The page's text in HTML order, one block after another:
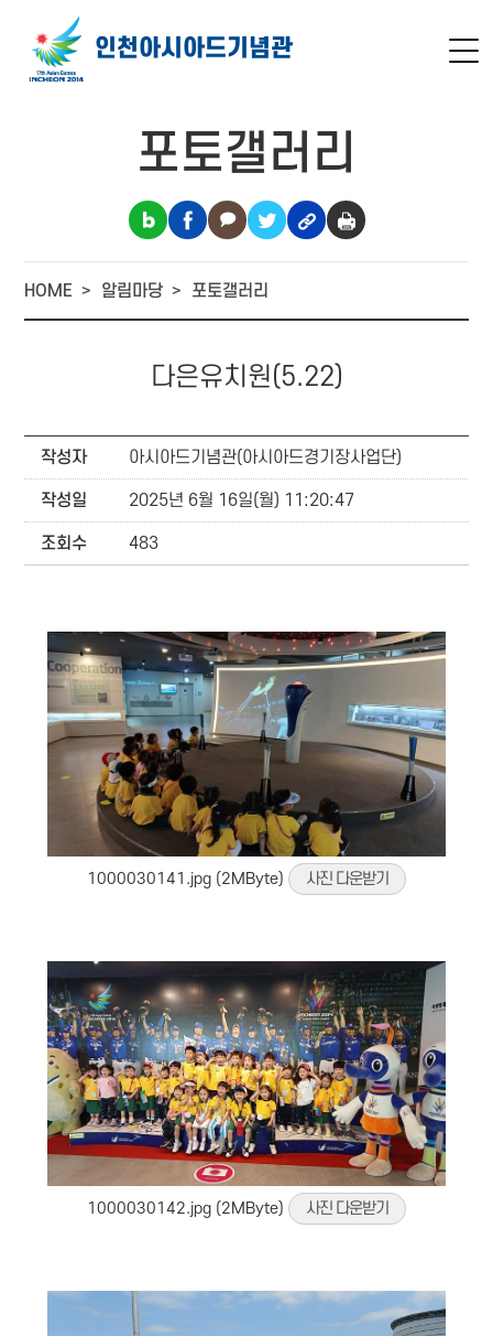
인천아시아드기념관
포토갤러리
HOME 알림마당 포토갤러리
다은유치원(5.22)
작성자 아시아드기념관(아시아드경기장사업단)
작성일 2025년 6월 16일(월) 11:20:47
조회수 483
1000030141.jpg (2MByte) 사진 다운받기
1000030142.jpg (2MByte) 사진 다운받기